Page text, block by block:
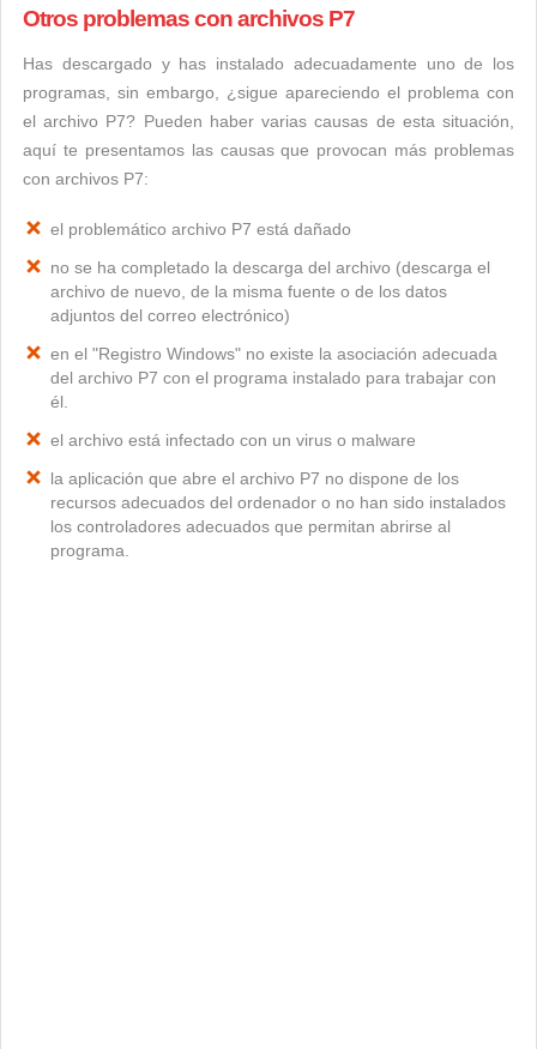
Otros problemas con archivos P7
Has descargado y has instalado adecuadamente uno de los
programas, sin embargo, ¿sigue apareciendo el problema con
el archivo P7? Pueden haber varias causas de esta situación,
aquí te presentamos las causas que provocan más problemas
con archivos P7:
el problemático archivo P7 está dañado
no se ha completado la descarga del archivo (descarga el
archivo de nuevo, de la misma fuente o de los datos
adjuntos del correo electrónico)
en el "Registro Windows" no existe la asociación adecuada
del archivo P7 con el programa instalado para trabajar con
él.
el archivo está infectado con un virus o malware
la aplicación que abre el archivo P7 no dispone de los
recursos adecuados del ordenador o no han sido instalados
los controladores adecuados que permitan abrirse al
programa.